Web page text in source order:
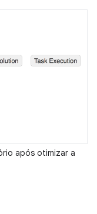
após otimizar a